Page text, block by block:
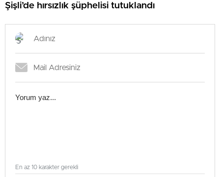
Şişli’de hırsızlık şüphelisi tutuklandı
En az 10 karakter gerekli